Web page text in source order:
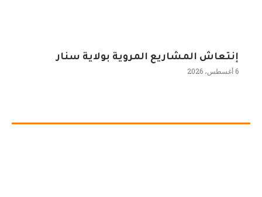
إنتعاش المشاريع المروية بولاية سنار
6 أغسطس، 2026